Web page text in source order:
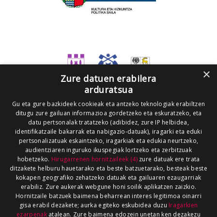
×
Zure datuen erabilera
arduratsua
Gu eta gure bazkideek cookieak eta antzeko teknologiak erabiltzen
ditugu zure gailuan informazioa gordetzeko eta eskuratzeko, eta
datu pertsonalak tratatzeko (adibidez, zure IP helbidea,
identifikatzaile bakarrak eta nabigazio-datuak), iragarki eta eduki
pertsonalizatuak eskaintzeko, iragarkiak eta edukia neurtzeko,
audientziaren inguruko ikuspegiak lortzeko eta zerbitzuak
hobetzeko. Hirugarrenen hornitzaileek (4)zure datuak ere trata
ditzakete helburu hauetarako eta beste batzuetarako, besteak beste
kokapen geografiko zehatzeko datuak eta gailuaren ezaugarriak
erabiliz. Zure aukerak webgune honi soilik aplikatzen zaizkio.
Hornitzaile batzuek baimena beharrean interes legitimoa oinarri
gisa erabil dezakete; aurka egiteko eskubidea duzu Iragarkien
ezarpenakatalean. Zure baimena edozein unetan ken dezakezu